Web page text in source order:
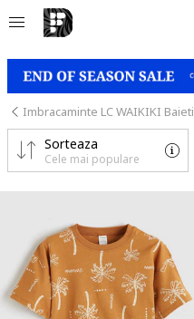
Imbracaminte LC WAIKIKI Baieti
Sorteaza
Cele mai populare